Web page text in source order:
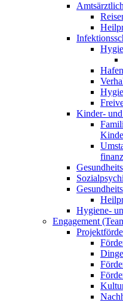
Kinder-
Hygiene-
Engagement